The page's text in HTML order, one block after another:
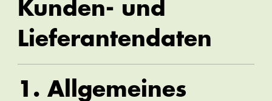
Kunden- und
Lieferantendaten
1. Allgemeines